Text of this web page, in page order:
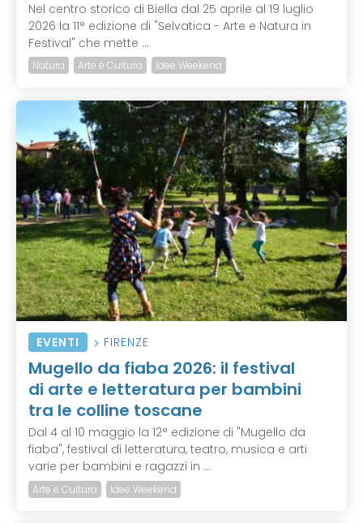
Nel centro storico di Biella dal 25 aprile al 19 luglio
2026 la 11° edizione di "Selvatica - Arte e Natura in
Festival" che mette ...
Natura Arte e Cultura Idee Weekend
EVENTI FIRENZE
Mugello da fiaba 2026: il festival
di arte e letteratura per bambini
tra le colline toscane
Dal 4 al 10 maggio la 12° edizione di "Mugello da
fiaba", festival di letteratura, teatro, musica e arti
varie per bambini e ragazzi in ...
Arte e Cultura Idee Weekend